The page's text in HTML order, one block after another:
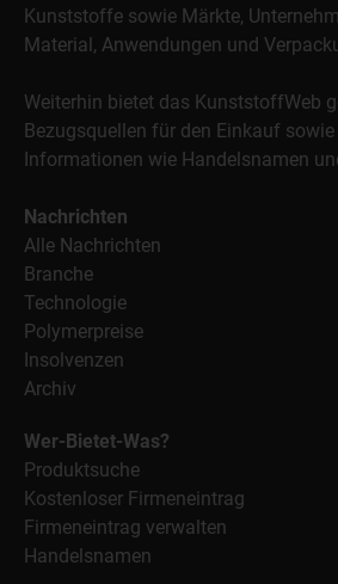
Kunststoffe sowie Märkte,
Material, Anwendungen und
Weiterhin bietet das KunststoffWeb
Bezugsquellen für den Einkauf
Informationen wie Handelsnamen
Nachrichten
Alle Nachrichten
Branche
Technologie
Polymerpreise
Insolvenzen
Archiv
Wer-Bietet-Was?
Produktsuche
Kostenloser Firmeneintrag
Firmeneintrag verwalten
Handelsnamen